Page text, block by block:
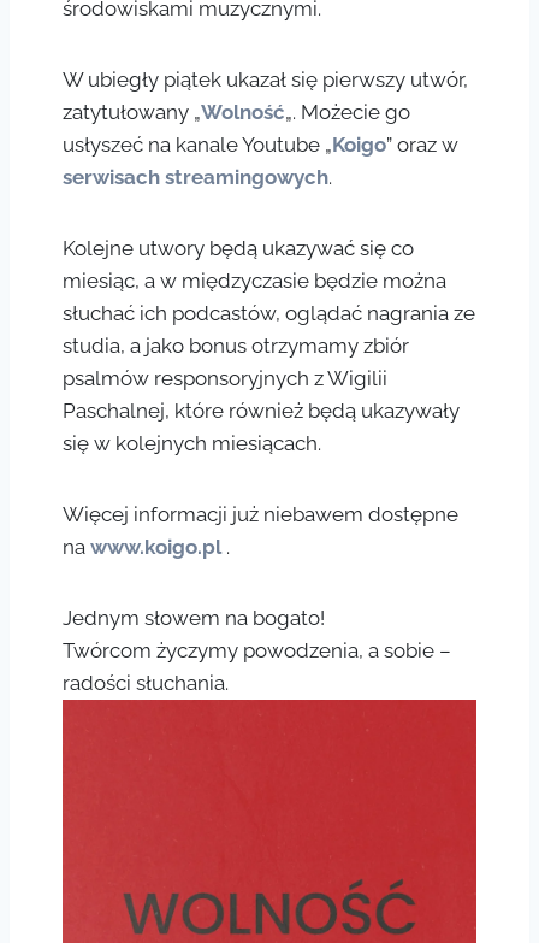
środowiskami muzycznymi.
W ubiegły piątek ukazał się pierwszy utwór,
zatytułowany „Wolność„. Możecie go
usłyszeć na kanale Youtube „Koigo” oraz w
serwisach streamingowych.
Kolejne utwory będą ukazywać się co
miesiąc, a w międzyczasie będzie można
słuchać ich podcastów, oglądać nagrania ze
studia, a jako bonus otrzymamy zbiór
psalmów responsoryjnych z Wigilii
Paschalnej, które również będą ukazywały
się w kolejnych miesiącach.
Więcej informacji już niebawem dostępne
na www.koigo.pl.
Jednym słowem na bogato!
Twórcom życzymy powodzenia, a sobie –
radości słuchania.